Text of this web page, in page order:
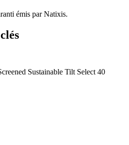
émis par Natixis.
Sustainable Tilt Select 40